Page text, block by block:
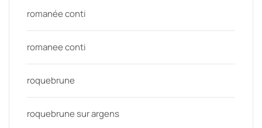
romanée conti
romanee conti
roquebrune
roquebrune sur argens